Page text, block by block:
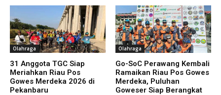
Olahraga
31 Anggota TGC Siap
Meriahkan Riau Pos
Gowes Merdeka 2026 di
Pekanbaru
Olahraga
Go-SoC Perawang Kembali
Ramaikan Riau Pos Gowes
Merdeka, Puluhan
Goweser Siap Berangkat